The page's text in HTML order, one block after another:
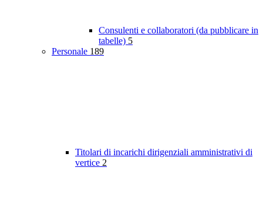
Consulenti e collaboratori (da pubblicare in
tabelle) 5
Personale 189
Titolari di incarichi dirigenziali amministrativi di
vertice 2